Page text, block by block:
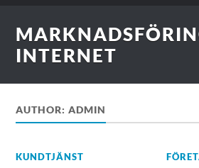
INTERNET
AUTHOR:ADMIN
KUNDTJÄNST